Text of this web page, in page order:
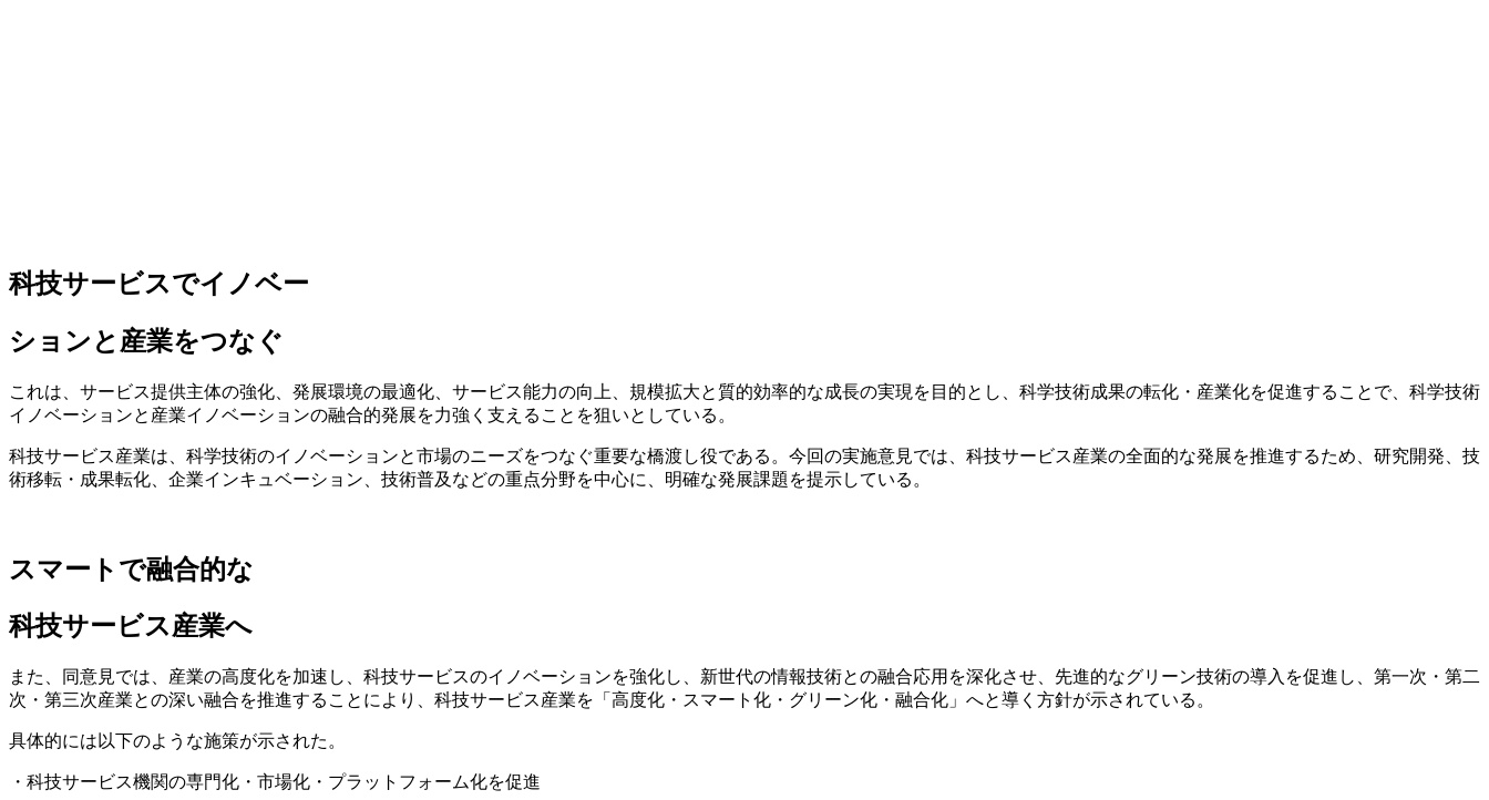
科技サービスでイノベー
ションと産業をつなぐ
これは、サービス提供主体の強化、発展環境の最適化、サービス能力の向上、規模拡大と質的効率的な成長の実現を目的とし、科学技術成果の転化・産業化を促進することで、科学技術
イノベーションと産業イノベーションの融合的発展を力強く支えることを狙いとしている。
科技サービス産業は、科学技術のイノベーションと市場のニーズをつなぐ重要な橋渡し役である。今回の実施意見では、科技サービス産業の全面的な発展を推進するため、研究開発、技
術移転・成果転化、企業インキュベーション、技術普及などの重点分野を中心に、明確な発展課題を提示している。
スマートで融合的な
科技サービス産業へ
また、同意見では、産業の高度化を加速し、科技サービスのイノベーションを強化し、新世代の情報技術との融合応用を深化させ、先進的なグリーン技術の導入を促進し、第一次・第二
次・第三次産業との深い融合を推進することにより、科技サービス産業を「高度化・スマート化・グリーン化・融合化」へと導く方針が示されている。
具体的には以下のような施策が示された。
・科技サービス機関の専門化・市場化・プラットフォーム化を促進